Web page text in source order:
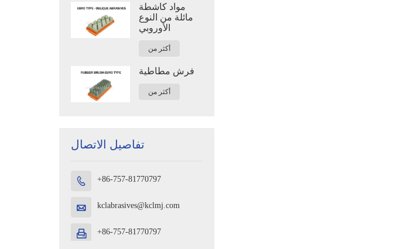
مواد كاشطة
مائلة من النوع
الأوروبي
أكثر من
فرش مطاطية
أكثر من
تفاصيل الاتصال
 +86-757-81770797
 kclabrasives@kclmj.com
 +86-757-81770797